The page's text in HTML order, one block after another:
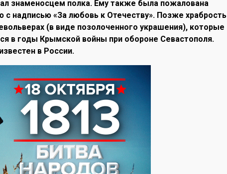
знаменосцем полка. Ему также была пожалована
надписью «За любовь к Отечеству». Позже храбрость
(в виде позолоченного украшения), которые
в годы Крымской войны при обороне Севастополя.
в России.